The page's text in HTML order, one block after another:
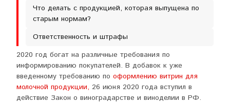
Что делать с продукцией, которая выпущена по
старым нормам?
Ответственность и штрафы
2020 год богат на различные требования по
информированию покупателей. В добавок к уже
введенному требованию по оформлению витрин для
молочной продукции, 26 июня 2020 года вступил в
действие Закон о виноградарстве и виноделии в РФ.